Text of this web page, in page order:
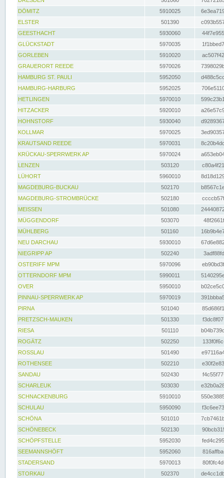
DÖMITZ
5910025
ELSTER
501390
GEESTHACHT
5930060
GLÜCKSTADT
5970035
GORLEBEN
5910020
GRAUERORT REEDE
5970026
HAMBURG ST. PAULI
5952050
HAMBURG-HARBURG
5952025
HETLINGEN
5970010
HITZACKER
5920010
HOHNSTORF
5930040
KOLLMAR
5970025
KRAUTSAND REEDE
5970031
KRÜCKAU-SPERRWERK AP
5970024
LENZEN
503120
LÜHORT
5960010
MAGDEBURG-BUCKAU
502170
MAGDEBURG-STROMBRÜCKE
502180
MEISSEN
501080
MÜGGENDORF
503070
MÜHLBERG
501160
NEU DARCHAU
5930010
NIEGRIPP AP
502240
OSTERIFF MPM
5970096
OTTERNDORF MPM
5990011
OVER
5950010
PINNAU-SPERRWERK AP
5970019
PIRNA
501040
PRETZSCH-MAUKEN
501330
RIESA
501110
ROGÄTZ
502250
ROSSLAU
501490
ROTHENSEE
502210
SANDAU
502430
SCHARLEUK
503030
SCHNACKENBURG
5910010
SCHULAU
5950090
SCHÖNA
501010
SCHÖNEBECK
502130
SCHÖPFSTELLE
5952030
SEEMANNSHÖFT
5952060
STADERSAND
5970013
STORKAU
502370